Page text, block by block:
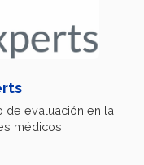
de evaluación en la
médicos.